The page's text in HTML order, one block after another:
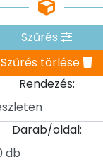
Szűrés
Szűrés törlése
Rendezés:
Darab/oldal: